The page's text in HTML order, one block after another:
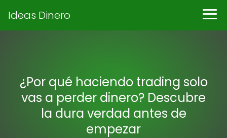
Ideas Dinero
¿Por qué haciendo trading solo
vas a perder dinero? Descubre
la dura verdad antes de
empezar